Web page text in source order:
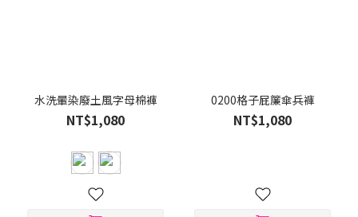
水洗暈染廢土風字母棉褲
NT$1,080
0200格子屁簾傘兵褲
NT$1,080